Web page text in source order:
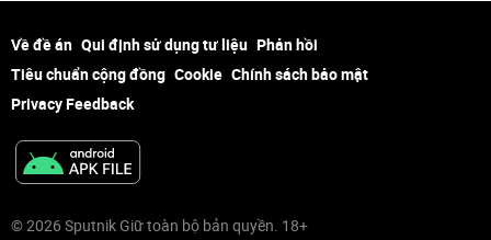
Về đề án Qui định sử dụng tư liệu Phản hồi
Tiêu chuẩn cộng đồng Cookie Chính sách bảo mật
Privacy Feedback
© 2026 Sputnik Giữ toàn bộ bản quyền. 18+